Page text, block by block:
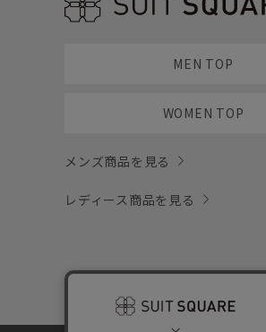
MEN TOP
WOMEN TOP
メンズ商品を見る
レディース商品を見る